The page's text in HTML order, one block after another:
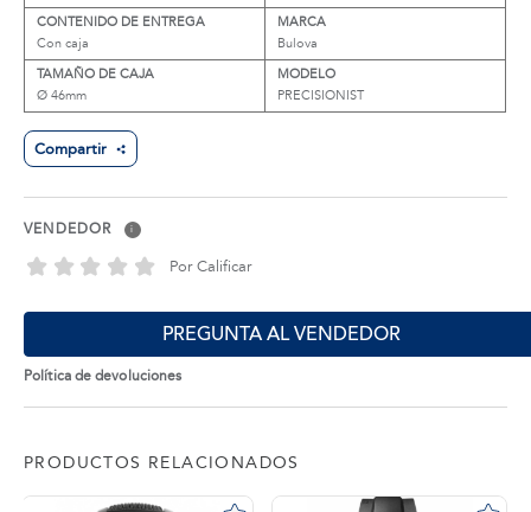
CONTENIDO DE ENTREGA
Con caja
MARCA
Bulova
TAMAÑO DE CAJA
Ø 46mm
MODELO
PRECISIONIST
Compartir
VENDEDOR i
Por Calificar
PREGUNTA AL VENDEDOR
Política de devoluciones
PRODUCTOS RELACIONADOS